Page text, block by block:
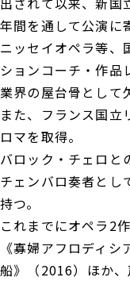
年間を通して公演に
ニッセイオペラ等、
ションコーチ・作品
業界の屋台骨として
また、フランス国立
ロマを取得。
バロック・チェロと
チェンバロ奏者とし
持つ。
これまでにオペラ2
《寡婦アフロディ
船》（2016）ほか、